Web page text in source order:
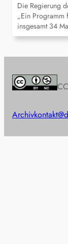
Die Regierung
„Ein Programm
insgesamt 34
Archiv